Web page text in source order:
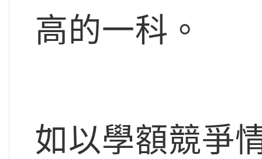
高的一科。
如以學額競爭